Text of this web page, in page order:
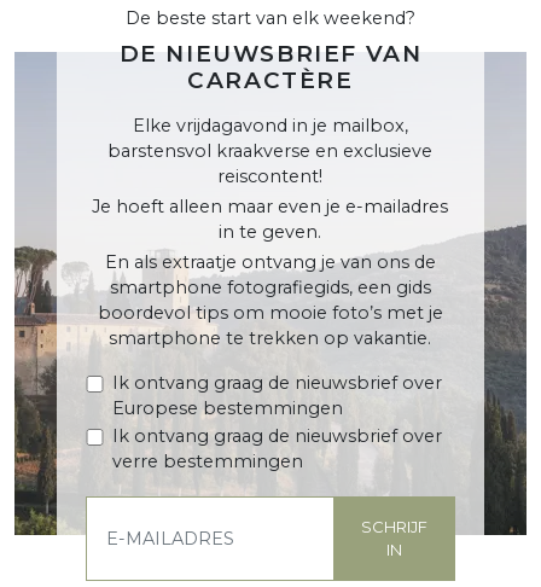
De beste start van elk weekend?
DE NIEUWSBRIEF VAN
CARACTÈRE
Elke vrijdagavond in je mailbox,
barstensvol kraakverse en exclusieve
reiscontent!
Je hoeft alleen maar even je e-mailadres
in te geven.
En als extraatje ontvang je van ons de
smartphone fotografiegids, een gids
boordevol tips om mooie foto’s met je
smartphone te trekken op vakantie.
Ik ontvang graag de nieuwsbrief over
Europese bestemmingen
Ik ontvang graag de nieuwsbrief over
verre bestemmingen
SCHRIJF
IN